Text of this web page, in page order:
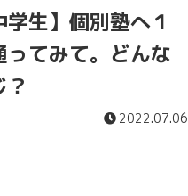
学生】個別塾へ１
ってみて。どんな
2022.07.06